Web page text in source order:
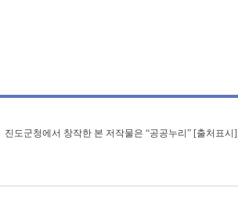
진도군청에서 창작한 본 저작물은 “공공누리” [출처표